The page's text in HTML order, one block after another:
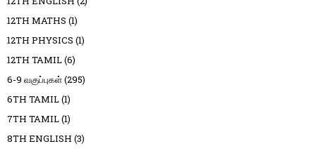
12TH MATHS (1)
12TH PHYSICS (1)
12TH TAMIL(6)
6-9 வகுப்புகள்(295)
6TH TAMIL(1)
7TH TAMIL(1)
8TH ENGLISH (3)